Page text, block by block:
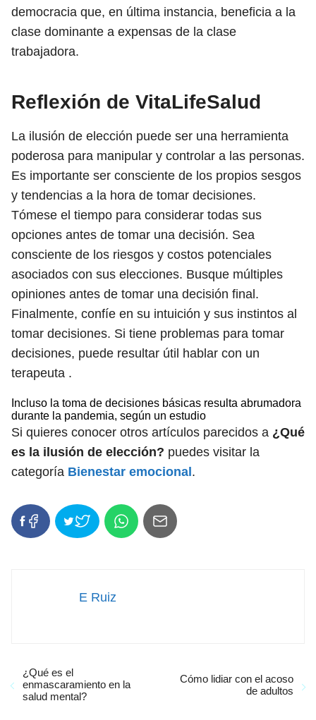
democracia que, en última instancia, beneficia a la
clase dominante a expensas de la clase
trabajadora.
Reflexión de VitaLifeSalud
La ilusión de elección puede ser una herramienta
poderosa para manipular y controlar a las personas.
Es importante ser consciente de los propios sesgos
y tendencias a la hora de tomar decisiones.
Tómese el tiempo para considerar todas sus
opciones antes de tomar una decisión. Sea
consciente de los riesgos y costos potenciales
asociados con sus elecciones. Busque múltiples
opiniones antes de tomar una decisión final.
Finalmente, confíe en su intuición y sus instintos al
tomar decisiones. Si tiene problemas para tomar
decisiones, puede resultar útil hablar con un
terapeuta .
Incluso la toma de decisiones básicas resulta abrumadora
durante la pandemia, según un estudio
Si quieres conocer otros artículos parecidos a ¿Qué
es la ilusión de elección? puedes visitar la
categoría Bienestar emocional .
E Ruiz
¿Qué es el
enmascaramiento en la
salud mental?
Cómo lidiar con el acoso
de adultos